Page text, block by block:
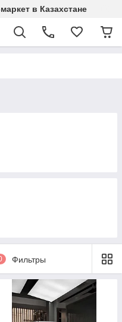
в Казахстане
Фильтры